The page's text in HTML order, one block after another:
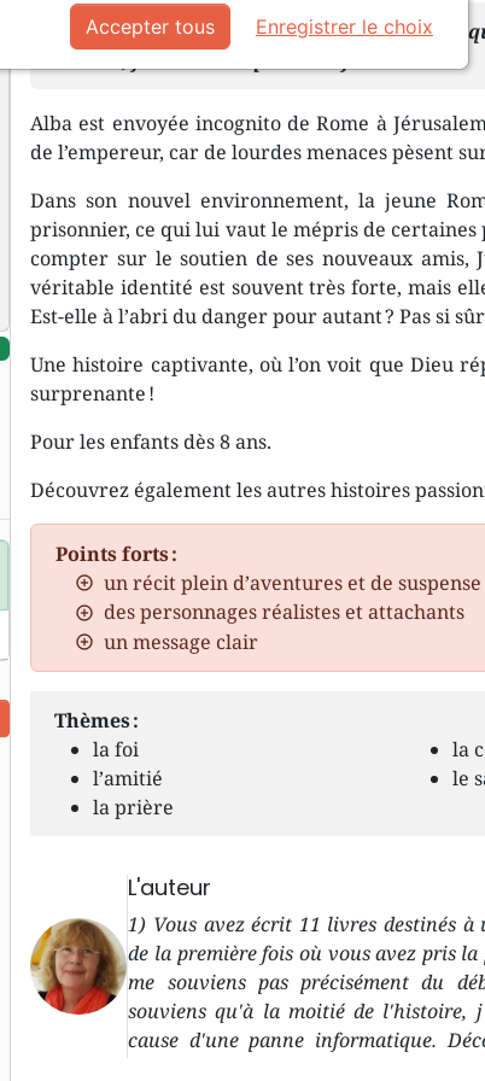
Chaque fois que j’entends parler de
Alba est envoyée incognito de Rome à
de l’empereur, car de lourdes menaces pèsent
Dans son nouvel environnement, la jeune
prisonnier, ce qui lui vaut le mépris de
compter sur le soutien de ses nouveaux amis,
véritable identité est souvent très forte, mais
Est-elle à l’abri du danger pour autant ? Pas si
Une histoire captivante, où l’on voit que Dieu
surprenante !
Pour les enfants dès 8 ans.
Découvrez également les autres histoires
Points forts :
un récit plein d’aventures et de suspense
des personnages réalistes et attachants
un message clair
Thèmes :
la foi
l’amitié
la prière
la
le
L'auteur
1) Vous avez écrit 11 livres destinés
de la première fois où vous avez pris
me souviens pas précisément du
souviens qu'à la moitié de
cause d'une panne informatique.
l'idée d'écrire un livre, puis après
Accepter tous Enregistrer le choix